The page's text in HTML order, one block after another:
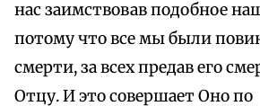
нас заимствовав подобное
потому что все мы были
смерти, за всех предав его
Отцу. И это совершает Оно по